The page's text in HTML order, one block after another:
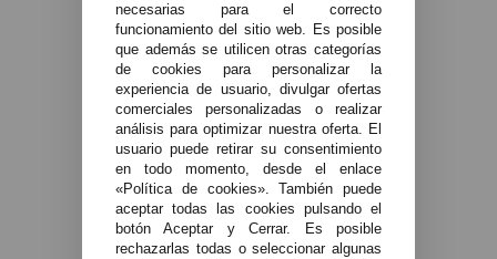
necesarias para el correcto
funcionamiento del sitio web. Es posible
que además se utilicen otras categorías
de cookies para personalizar la
experiencia de usuario, divulgar ofertas
comerciales personalizadas o realizar
análisis para optimizar nuestra oferta. El
usuario puede retirar su consentimiento
en todo momento, desde el enlace
«Política de cookies». También puede
aceptar todas las cookies pulsando el
botón Aceptar y Cerrar. Es posible
rechazarlas todas o seleccionar algunas